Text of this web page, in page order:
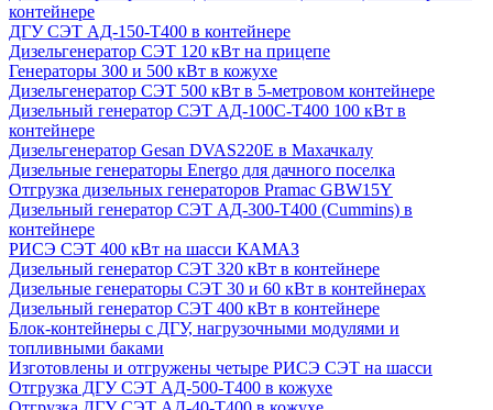
контейнере
ДГУ СЭТ АД-150-Т400 в контейнере
Дизельгенератор СЭТ 120 кВт на прицепе
Генераторы 300 и 500 кВт в кожухе
Дизельгенератор СЭТ 500 кВт в 5-метровом контейнере
Дизельный генератор СЭТ АД-100С-Т400 100 кВт в
контейнере
Дизельгенератор Gesan DVAS220E в Махачкалу
Дизельные генераторы Energo для дачного поселка
Отгрузка дизельных генераторов Pramac GВW15Y
Дизельный генератор СЭТ АД-300-Т400 (Cummins) в
контейнере
РИСЭ СЭТ 400 кВт на шасси КАМАЗ
Дизельный генератор СЭТ 320 кВт в контейнере
Дизельные генераторы СЭТ 30 и 60 кВт в контейнерах
Дизельный генератор СЭТ 400 кВт в контейнере
Блок-контейнеры с ДГУ, нагрузочными модулями и
топливными баками
Изготовлены и отгружены четыре РИСЭ СЭТ на шасси
Отгрузка ДГУ СЭТ АД-500-Т400 в кожухе